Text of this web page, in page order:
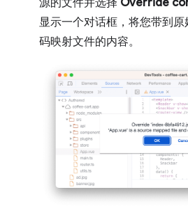
显示一个对话框，将您带到
码映射文件的内容。